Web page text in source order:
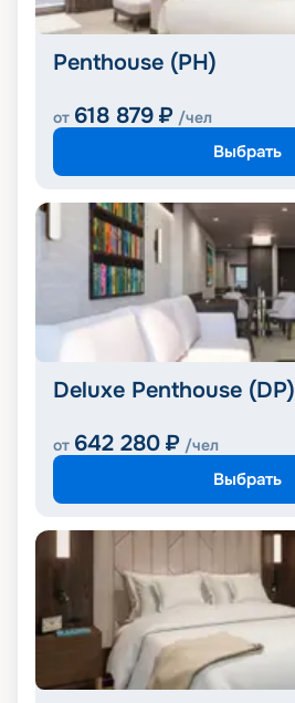
Penthouse (PH)
от 618 879 ₽ /чел
Выбрать
Deluxe Penthouse (DP)
от 642 280 ₽ /чел
Выбрать